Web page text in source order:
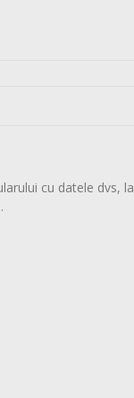
cu datele dvs, la